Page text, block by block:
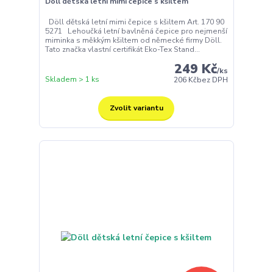
Döll dětská letní mimi čepice s kšiltem Art. 170 90
5271 Lehoučká letní bavlněná čepice pro nejmenší
miminka s měkkým kšiltem od německé firmy Döll.
Tato značka vlastní certifikát Eko-Tex Stand...
249 Kč/ks
206 Kčbez DPH
Skladem > 1 ks
Zvolit variantu